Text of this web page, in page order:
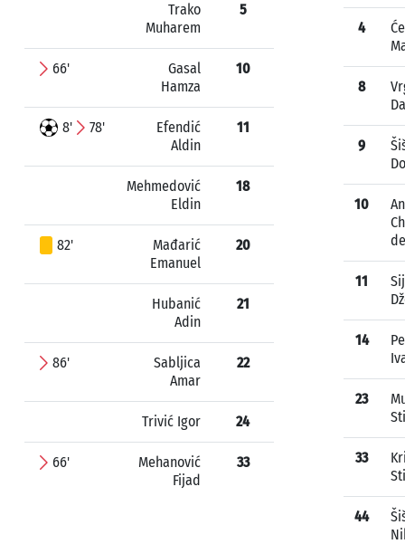
Trako
Muharem
5
66'
Gasal
Hamza
10
8' 78'
Efendić
Aldin
11
Mehmedović
Eldin
18
82'
Mađarić
Emanuel
20
Hubanić
Adin
21
86'
Sabljica
Amar
22
Trivić Igor 24
66'
Mehanović
Fijad
33
4
8
9
10
11
14
23
33
44